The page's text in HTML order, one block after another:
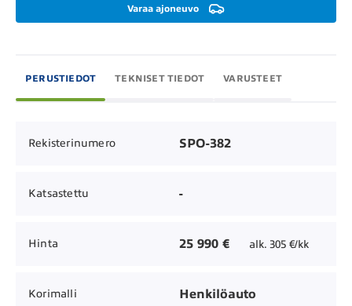
Varaa ajoneuvo
PERUSTIEDOT TEKNISET TIEDOT VARUSTEET
Rekisterinumero SPO-382
Katsastettu -
Hinta 25 990 € alk. 305 €/kk
Korimalli Henkilöauto